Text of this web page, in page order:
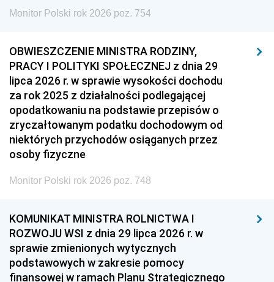
Monitor Polski rok 2026 poz. 754
OBWIESZCZENIE MINISTRA RODZINY,
PRACY I POLITYKI SPOŁECZNEJ z dnia 29
lipca 2026 r. w sprawie wysokości dochodu
za rok 2025 z działalności podlegającej
opodatkowaniu na podstawie przepisów o
zryczałtowanym podatku dochodowym od
niektórych przychodów osiąganych przez
osoby fizyczne
Monitor Polski rok 2026 poz. 748
KOMUNIKAT MINISTRA ROLNICTWA I
ROZWOJU WSI z dnia 29 lipca 2026 r. w
sprawie zmienionych wytycznych
podstawowych w zakresie pomocy
finansowej w ramach Planu Strategicznego